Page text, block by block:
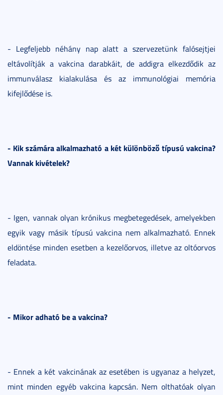
- Legfeljebb néhány nap alatt a szervezetünk falósejtjei
eltávolítják a vakcina darabkáit, de addigra elkezdődik az
immunválasz kialakulása és az immunológiai memória
kifejlődése is.
- Kik számára alkalmazható a két különböző típusú vakcina?
Vannak kivételek?
- Igen, vannak olyan krónikus megbetegedések, amelyekben
egyik vagy másik típusú vakcina nem alkalmazható. Ennek
eldöntése minden esetben a kezelőorvos, illetve az oltóorvos
feladata.
- Mikor adható be a vakcina?
- Ennek a két vakcinának az esetében is ugyanaz a helyzet,
mint minden egyéb vakcina kapcsán. Nem olthatóak olyan